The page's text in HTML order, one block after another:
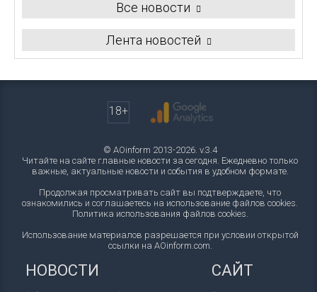
Все новости
Лента новостей
18+
© AOinform 2013-2026. v.3.4
Читайте на сайте главные новости за сегодня. Ежедневно только
важные, актуальные новости и события в удобном формате.
Продолжая просматривать сайт вы подтверждаете, что
ознакомились и соглашаетесь на использование файлов cookies.
Политика использования файлов cookies.
Использование материалов разрешается при условии открытой
ссылки на AOinform.com.
НОВОСТИ САЙТ